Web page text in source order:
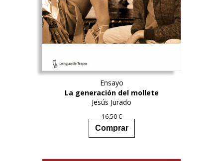
Ensayo
La generación del mollete
Jesús Jurado
16,50€
Comprar